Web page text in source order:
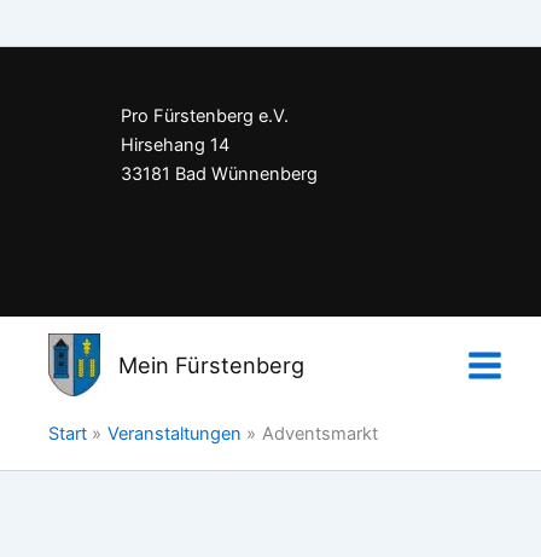
Mein Fürstenberg
Start Veranstaltungen Adventsmarkt
Pro Fürstenberg e.V.
Hirsehang 14
33181 Bad Wünnenberg
Datenschutzerklärung